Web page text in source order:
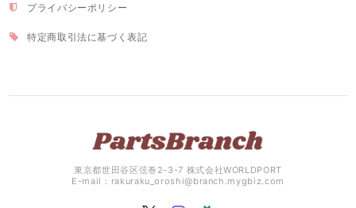
プライバシーポリシー
特定商取引法に基づく表記
東京都世田谷区弦巻2-3-7 株式会社WORLDPORT
E-mail： rakuraku_oroshi@branch.mygbiz.com